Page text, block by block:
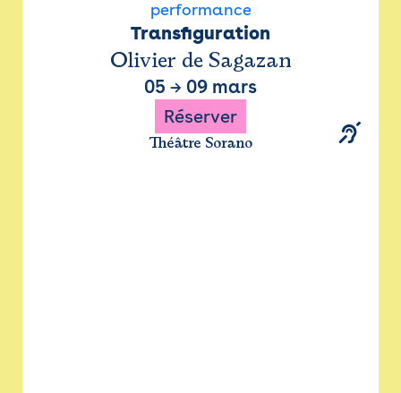
performance
Transfiguration
Olivier de Sagazan
05 → 09 mars
Réserver
Théâtre Sorano